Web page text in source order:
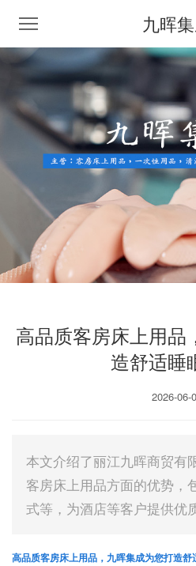
九晖
高品质客房床上用品
造舒适睡
2026-06-
本文介绍了丽江九晖商贸有
客房床上用品方面的优势，
式等，为酒店等客户提供优
高品质客房床上用品，九晖集成为您打造舒